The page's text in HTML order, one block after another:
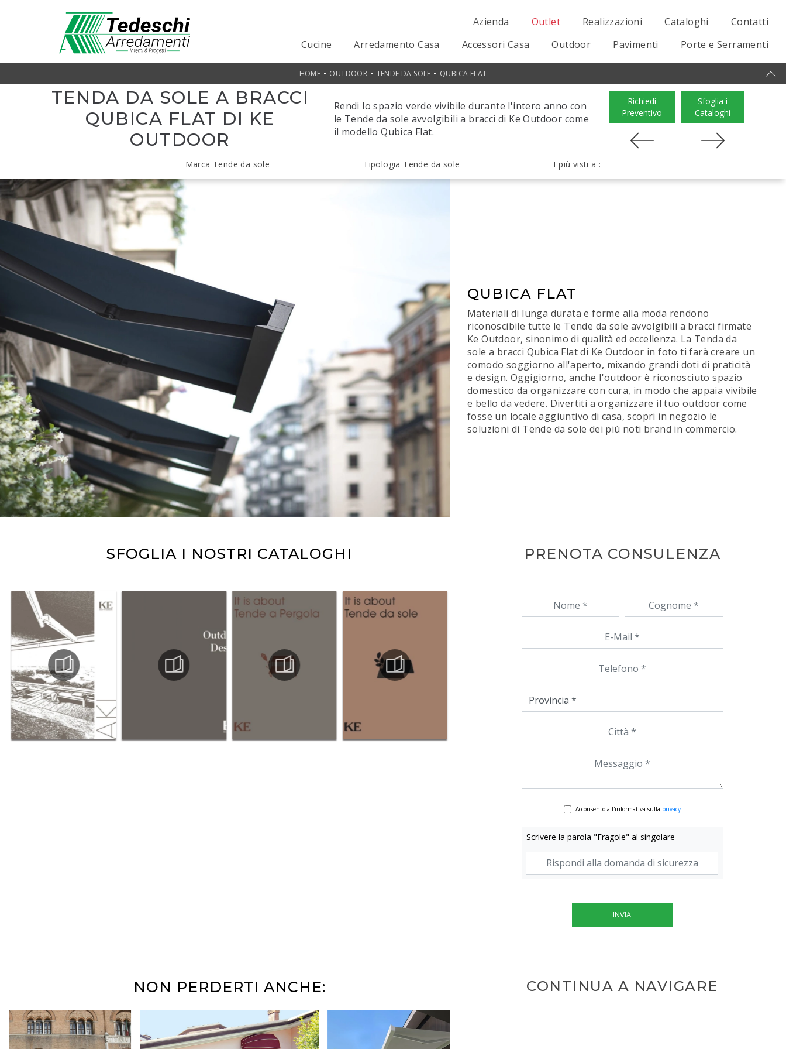
Azienda Outlet Realizzazioni Cataloghi
Contatti
Cucine
Arredamento Casa Accessori Casa Outdoor Pavimenti Porte e Serramenti
HOME - OUTDOOR - TENDE DA SOLE - QUBICA FLAT
TENDA DA SOLE A BRACCI
QUBICA FLAT DI KE
OUTDOOR
Rendi lo spazio verde vivibile durante l'intero anno con
le Tende da sole avvolgibili a bracci di Ke Outdoor come
il modello Qubica Flat.
Richiedi
Preventivo
Sfoglia i
Cataloghi
Marca Tende da sole Tipologia Tende da sole I più visti a :
QUBICA FLAT
Materiali di lunga durata e forme alla moda rendono
riconoscibile tutte le Tende da sole avvolgibili a bracci firmate
Ke Outdoor, sinonimo di qualità ed eccellenza. La Tenda da
sole a bracci Qubica Flat di Ke Outdoor in foto ti farà creare un
comodo soggiorno all'aperto, mixando grandi doti di praticità
e design. Oggigiorno, anche l'outdoor è riconosciuto spazio
domestico da organizzare con cura, in modo che appaia vivibile
e bello da vedere. Divertiti a organizzare il tuo outdoor come
fosse un locale aggiuntivo di casa, scopri in negozio le
soluzioni di Tende da sole dei più noti brand in commercio.
SFOGLIA I NOSTRI CATALOGHI PRENOTA CONSULENZA
Acconsento all'informativa sulla privacy
Scrivere la parola "Fragole" al singolare
INVIA
NON PERDERTI ANCHE: CONTINUA A NAVIGARE